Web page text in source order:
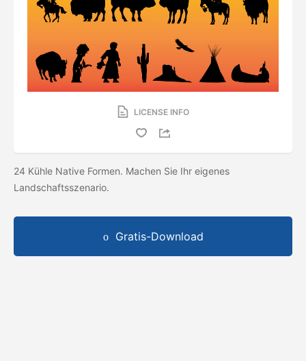
LICENSE INFO
24 Kühle Native Formen. Machen Sie Ihr eigenes
Landschaftsszenario.
Gratis-Download